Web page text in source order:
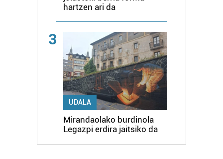
hartzen ari da
3
UDALA
Mirandaolako burdinola
Legazpi erdira jaitsiko da